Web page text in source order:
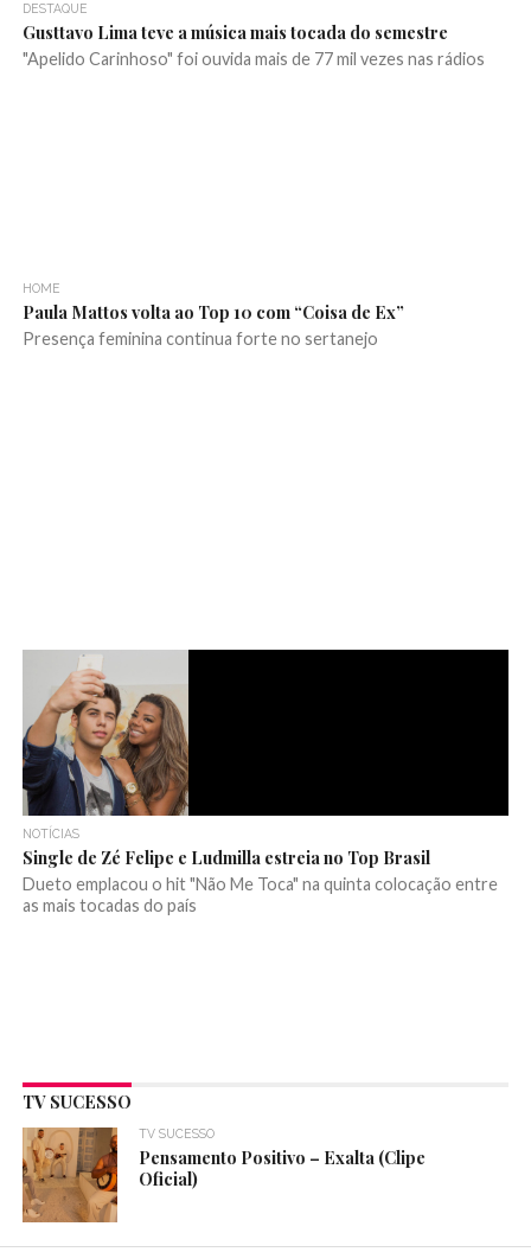
DESTAQUE
Gusttavo Lima teve a música mais tocada do semestre
"Apelido Carinhoso" foi ouvida mais de 77 mil vezes nas rádios
HOME
Paula Mattos volta ao Top 10 com “Coisa de Ex”
Presença feminina continua forte no sertanejo
NOTÍCIAS
Single de Zé Felipe e Ludmilla estreia no Top Brasil
Dueto emplacou o hit "Não Me Toca" na quinta colocação entre
as mais tocadas do país
TV SUCESSO
TV SUCESSO
Pensamento Positivo – Exalta (Clipe
Oficial)